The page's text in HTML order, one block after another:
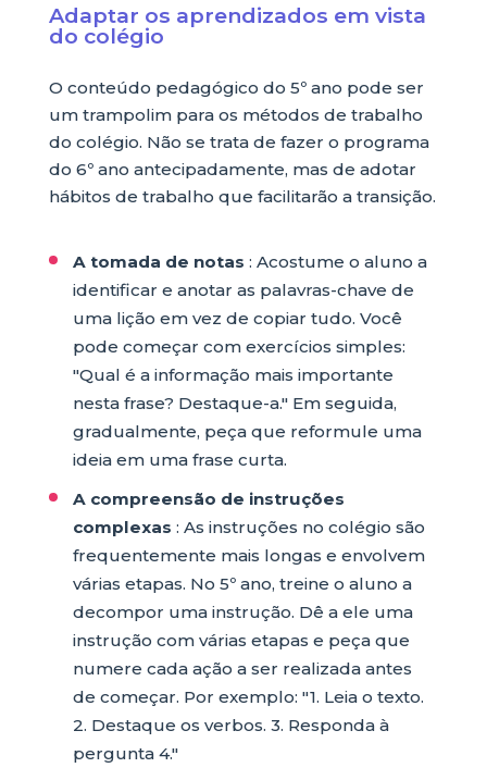
Adaptar os aprendizados em vista
do colégio
O conteúdo pedagógico do 5º ano pode ser
um trampolim para os métodos de trabalho
do colégio. Não se trata de fazer o programa
do 6º ano antecipadamente, mas de adotar
hábitos de trabalho que facilitarão a transição.
A tomada de notas : Acostume o aluno a
identificar e anotar as palavras-chave de
uma lição em vez de copiar tudo. Você
pode começar com exercícios simples:
"Qual é a informação mais importante
nesta frase? Destaque-a." Em seguida,
gradualmente, peça que reformule uma
ideia em uma frase curta.
A compreensão de instruções
complexas : As instruções no colégio são
frequentemente mais longas e envolvem
várias etapas. No 5º ano, treine o aluno a
decompor uma instrução. Dê a ele uma
instrução com várias etapas e peça que
numere cada ação a ser realizada antes
de começar. Por exemplo: "1. Leia o texto.
2. Destaque os verbos. 3. Responda à
pergunta 4."